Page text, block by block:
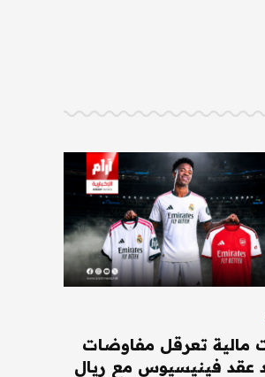
مالية تعرقل مفاوضات
عقد فينيسيوس مع ريال